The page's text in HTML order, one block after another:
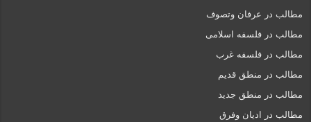
مطالب در عرفان وتصوف
مطالب در فلسفه اسلامی
مطالب در فلسفه غرب
مطالب در منطق قدیم
مطالب در منطق جدید
مطالب در ادیان وفرق